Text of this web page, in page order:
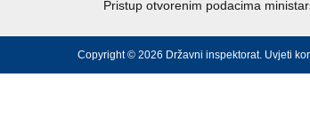
Pristup otvorenim podacima
Copyright © 2026 Državni inspektorat. Uvjeti